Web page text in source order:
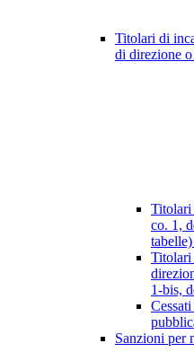
Titolari di
di direzione
Titolari
co. 1,
tabelle)
Titolari
1-bis,
Sanzioni per